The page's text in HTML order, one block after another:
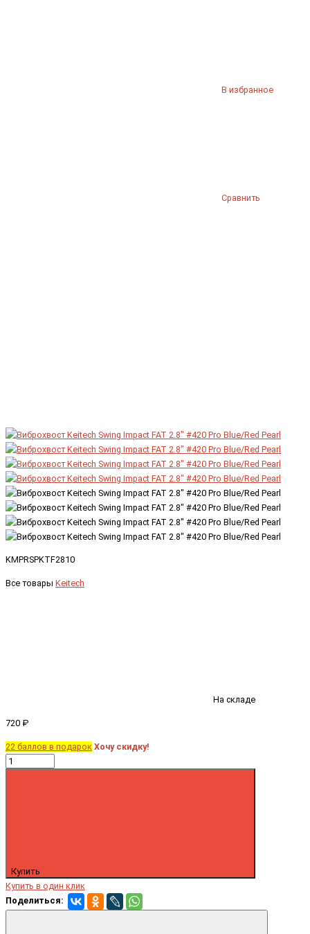
В избранное
Сравнить
KMPRSPKTF2810
Все товары Keitech
На складе
720 ₽
22 баллов в подарок Хочу скидку!
Купить
Купить в один клик
Поделиться: